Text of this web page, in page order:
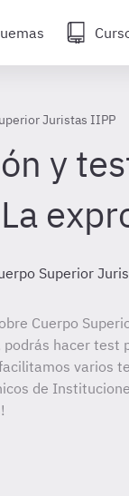
Juristas IIPP
y
Superior
Cuerpo
hacer test
varios
de